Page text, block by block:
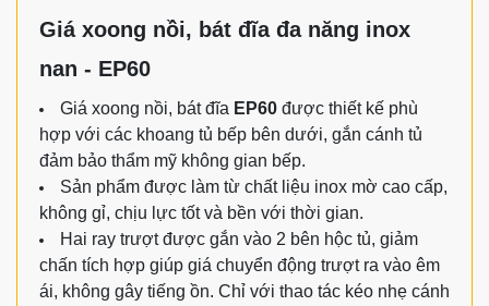
Giá xoong nồi, bát đĩa đa năng inox
nan - EP60
Giá xoong nồi, bát đĩa EP60 được thiết kế phù
hợp với các khoang tủ bếp bên dưới, gắn cánh tủ
đảm bảo thẩm mỹ không gian bếp.
Sản phẩm được làm từ chất liệu inox mờ cao cấp,
không gỉ, chịu lực tốt và bền với thời gian.
Hai ray trượt được gắn vào 2 bên hộc tủ, giảm
chấn tích hợp giúp giá chuyển động trượt ra vào êm
ái, không gây tiếng ồn. Chỉ với thao tác kéo nhẹ cánh